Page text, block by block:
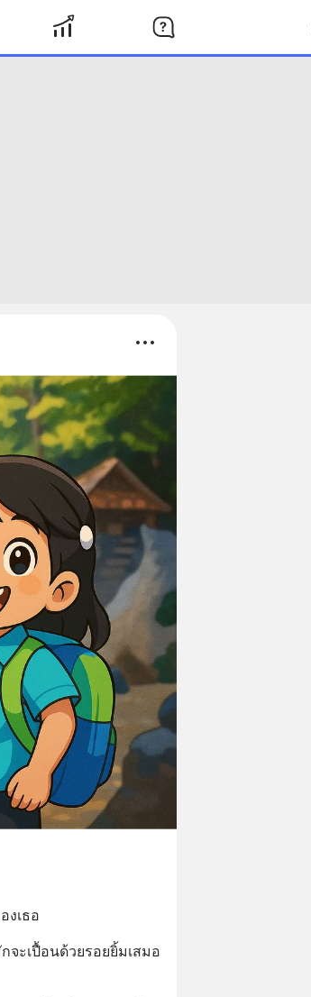
งเธอ
จะเปื้อนด้วยรอยยิ้มเสมอ